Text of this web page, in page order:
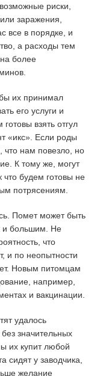
риски,
заражения,
все в порядке, и
а расходы тем
более
их принимал
его услуги и
взять отгул
«икс». Если роды
что нам повезло, но
К тому же, могут
что будем готовы не
потрясениям.
Помет может быть
и большим. Не
что
и по неопытности
Новым питомцам
например,
и вакцинации.
удалось
значительных
их купит любой
у заводчика,
желание